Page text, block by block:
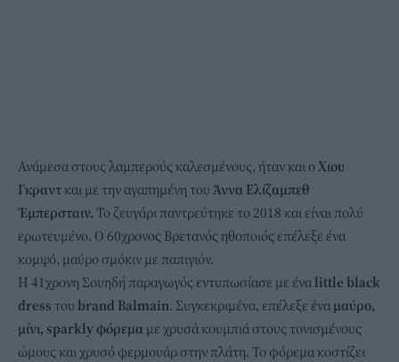
Ανάμεσα στους λαμπερούς καλεσμένους, ήταν και οΧιου
Γκραντ και με την αγαπημένη του Άννα Ελίζαμπεθ
Έμπερσταιν. Το ζευγάρι παντρεύτηκε το 2018 και είναι πολύ
ερωτευμένο. Ο 60χρονος Βρετανός ηθοποιός επέλεξε ένα
κομψό, μαύρο σμόκιν με παπιγιόν.
Η 41χρονη Σουηδή παραγωγός εντυπωσίασε με ένα little black
dress του brand Balmain. Συγκεκριμένα, επέλεξε ένα μαύρο,
μίνι, sparkly φόρεμα με χρυσά κουμπιά στους τονισμένους
ώμους και χρυσό φερμουάρ στην πλάτη. Το φόρεμα κοστίζει